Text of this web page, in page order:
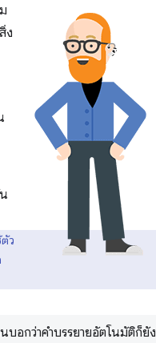
ง
ว
อกว่าคำบรรยายอัตโนมัติก็ยัง